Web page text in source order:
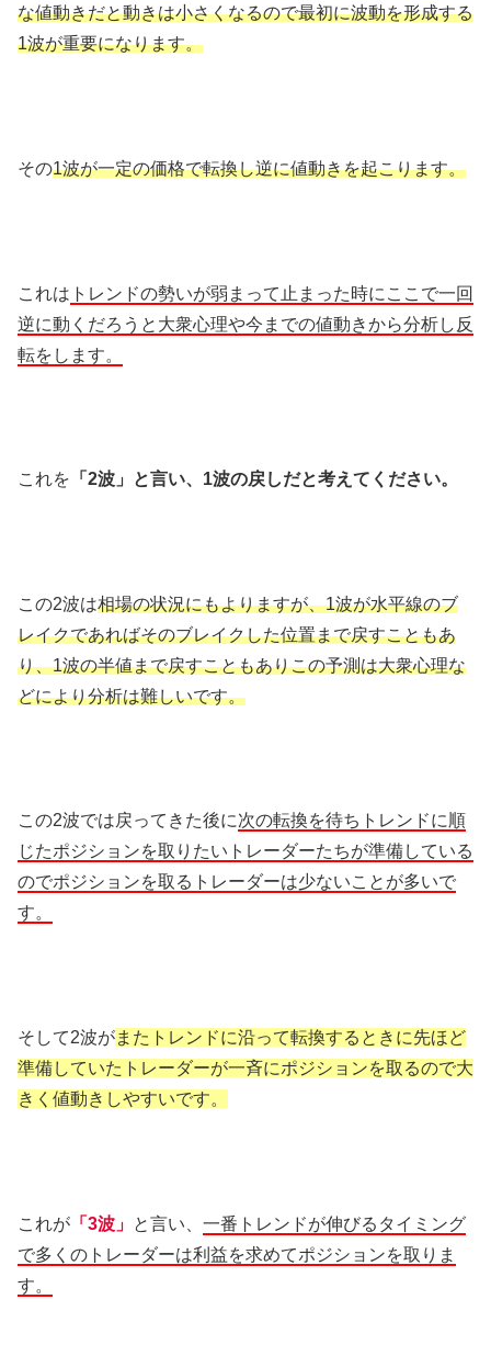
な値動きだと動きは小さくなるので最初に波動を形成する
1波が重要になります。
その1波が一定の価格で転換し逆に値動きを起こります。
これは トレンドの勢いが弱まって止まった時にここで一回
逆に動くだろうと大衆心理や今までの値動きから分析し反
転をします。
これを 「2波」と言い、1波の戻しだと考えてください。
この2波は相場の状況にもよりますが、1波が水平線のブ
レイクであればそのブレイクした位置まで戻すこともあ
り、1波の半値まで戻すこともありこの予測は大衆心理な
どにより分析は難しいです。
この2波では戻ってきた後に次の転換を待ちトレンドに順
じたポジションを取りたいトレーダーたちが準備している
のでポジションを取るトレーダーは少ないことが多いで
す。
そして2波がまたトレンドに沿って転換するときに先ほど
準備していたトレーダーが一斉にポジションを取るので大
きく値動きしやすいです。
これが 「3波」 と言い、 一番トレンドが伸びるタイミング
で多くのトレーダーは利益を求めてポジションを取りま
す。